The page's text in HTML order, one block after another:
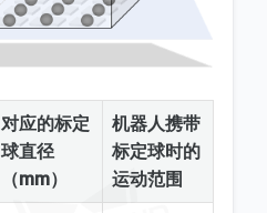
对应的标定
球直径
（mm）
机器人携带
标定球时的
运动范围